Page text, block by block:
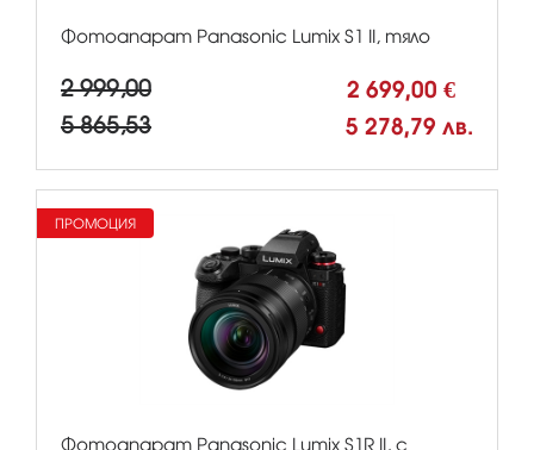
Фотоапарат Panasonic Lumix S1 II, тяло
2 999,00 2 699,00 €
5 865,53 5 278,79 лв.
Фотоапарат Panasonic Lumix S1R II, с
ПРОМОЦИЯ